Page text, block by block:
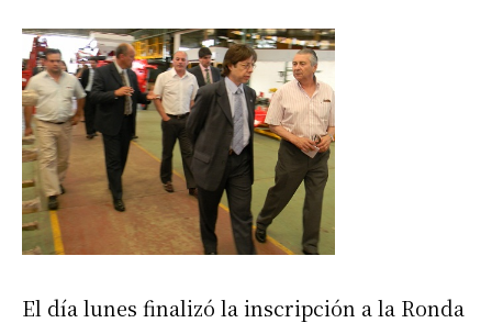
El día lunes finalizó la inscripción a la Ronda